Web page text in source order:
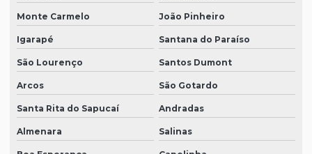
Monte Carmelo João Pinheiro
Igarapé Santana do Paraíso
São Lourenço Santos Dumont
Arcos São Gotardo
Santa Rita do Sapucaí Andradas
Almenara Salinas